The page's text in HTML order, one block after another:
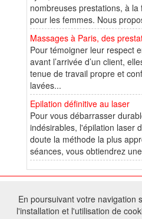
nombreuses prestations, à
pour les femmes. Nous
Massages à Paris, des
Pour témoigner leur respect
avant l’arrivée d’un client,
tenue de travail propre et
lavées...
Epilation définitive au laser
Pour vous débarrasser
indésirables, l'épilation laser
doute la méthode la plus
séances, vous obtiendrez
Tous droits réservés - Toute
En poursuivant votre navigation
l'installation et l'utilisation de